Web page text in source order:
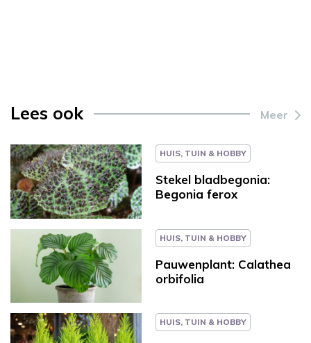
Lees ook Meer
HUIS, TUIN & HOBBY
Stekel bladbegonia:
Begonia ferox
HUIS, TUIN & HOBBY
Pauwenplant: Calathea
orbifolia
HUIS, TUIN & HOBBY